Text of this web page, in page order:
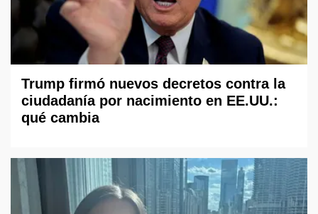
Trump firmó nuevos decretos contra la
ciudadanía por nacimiento en EE.UU.:
qué cambia